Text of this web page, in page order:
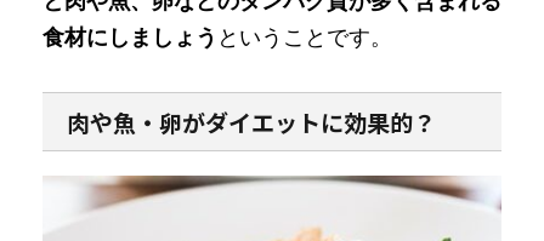
食材にしましょう ということです。
肉や魚・卵がダイエットに効果的？